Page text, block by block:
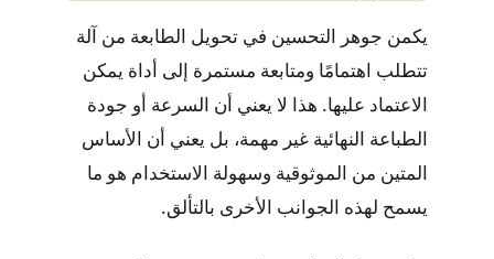
يكمن جوهر التحسين في تحويل الطابعة من آلة
تتطلب اهتمامًا ومتابعة مستمرة إلى أداة يمكن
الاعتماد عليها. هذا لا يعني أن السرعة أو جودة
الطباعة النهائية غير مهمة، بل يعني أن الأساس
المتين من الموثوقية وسهولة الاستخدام هو ما
يسمح لهذه الجوانب الأخرى بالتألق.